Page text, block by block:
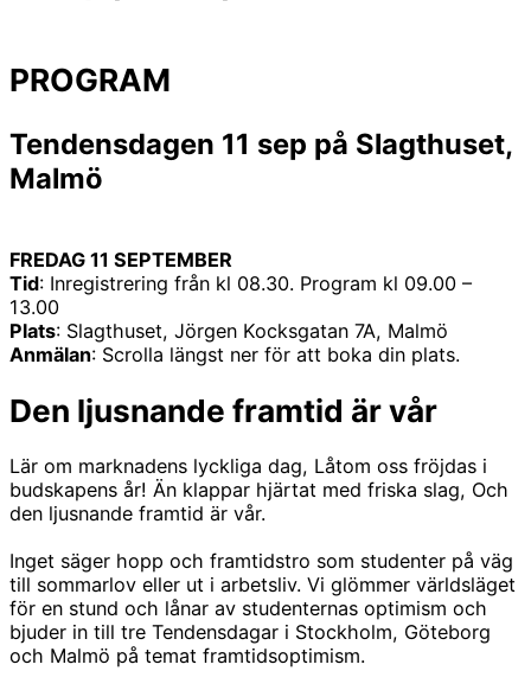
PROGRAM
Tendensdagen 11 sep på Slagthuset,
Malmö
FREDAG 11 SEPTEMBER
Tid: Inregistrering från kl 08.30. Program kl 09.00 –
13.00
Plats: Slagthuset, Jörgen Kocksgatan 7A, Malmö
Anmälan: Scrolla längst ner för att boka din plats.
Den ljusnande framtid är vår
Lär om marknadens lyckliga dag, Låtom oss fröjdas i
budskapens år! Än klappar hjärtat med friska slag, Och
den ljusnande framtid är vår.
Inget säger hopp och framtidstro som studenter på väg
till sommarlov eller ut i arbetsliv. Vi glömmer världsläget
för en stund och lånar av studenternas optimism och
bjuder in till tre Tendensdagar i Stockholm, Göteborg
och Malmö på temat framtidsoptimism.